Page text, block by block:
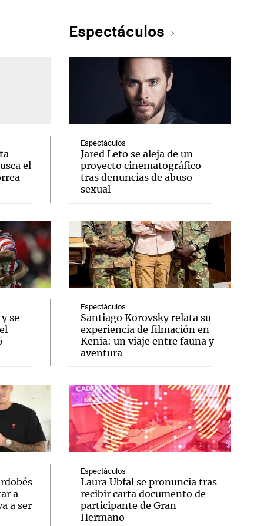
el
se
a
a ser
Espectáculos
Espectáculos
Jared Leto se aleja de un
proyecto cinematográfico
tras denuncias de abuso
sexual
Espectáculos
Santiago Korovsky relata su
experiencia de filmación en
Kenia: un viaje entre fauna y
aventura
Espectáculos
Laura Ubfal se pronuncia tras
recibir carta documento de
participante de Gran
Hermano
Groenlandia
Notas